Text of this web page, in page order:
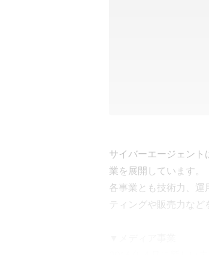
サイバーエージェン
業を展開しています。
各事業とも技術力、
ティングや販売力など
2016 年 4 月に新しい